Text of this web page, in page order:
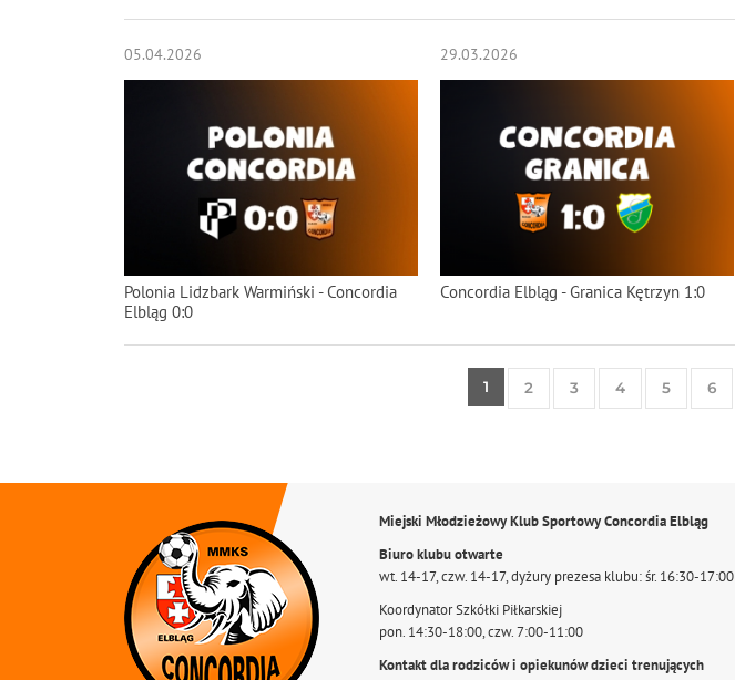
05.04.2026
Polonia Lidzbark Warmiński - Concordia
Elbląg 0:0
29.03.2026
Concordia Elbląg - Granica Kętrzyn 1:0
1 2 3 4 5 6
Miejski Młodzieżowy Klub Sportowy Concordia Elbląg
Biuro klubu otwarte
wt. 14-17, czw. 14-17, dyżury prezesa klubu: śr. 16:30-17:00
Koordynator Szkółki Piłkarskiej
pon. 14:30-18:00, czw. 7:00-11:00
Kontakt dla rodziców i opiekunów dzieci trenujących